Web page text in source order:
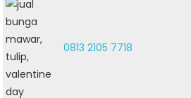
0813 2105 7718